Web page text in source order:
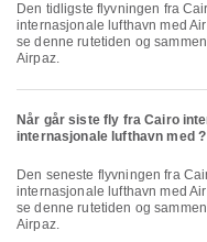
Den tidligste flyvningen fra Cairo internasjonale lufthavn til Sharjah
internasjonale lufthavn med
se denne rutetiden og
Airpaz.
Når går siste fly fra Cairo
internasjonale lufthavn med ?
Den seneste flyvningen fra Cairo internasjonale lufthavn til Sharjah
internasjonale lufthavn med
se denne rutetiden og
Airpaz.